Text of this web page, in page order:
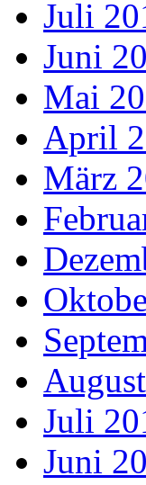
Juli
Juni
Mai
April
März
Juli
Juni